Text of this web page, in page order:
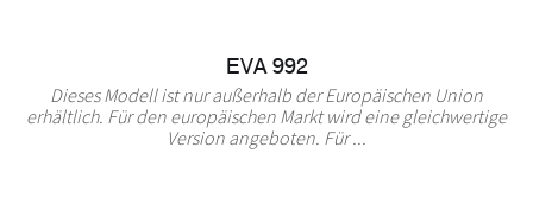
EVA 992
Dieses Modell ist nur außerhalb der Europäischen Union
erhältlich. Für den europäischen Markt wird eine gleichwertige
Version angeboten. Für ...